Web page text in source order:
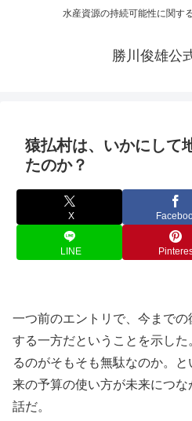
水産資源の持続可能性に関す
勝川俊雄公
猿払村は、いかにして
たのか？
X
LINE
一つ前のエントリで、今まで
する一方だということを示し
るのがそもそも無駄なのか。
来の予算の使い方が未来につ
話だ。